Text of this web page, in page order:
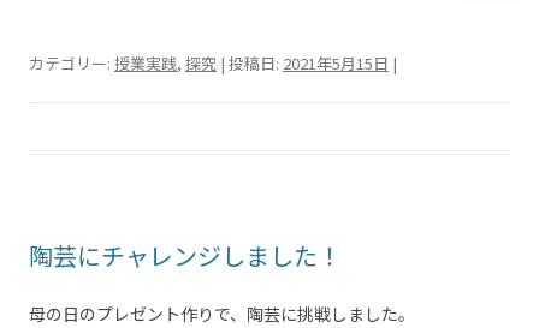
カテゴリー: 授業実践, 探究 | 投稿日: 2021年5月15日 |
陶芸にチャレンジしました！
母の日のプレゼント作りで、陶芸に挑戦しました。